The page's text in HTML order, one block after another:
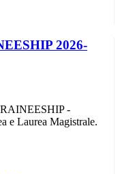
2026-
-
e Laurea Magistrale.